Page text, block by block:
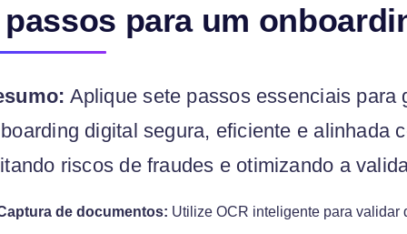
passos para um
Aplique sete passos essenciais para
digital segura, eficiente e alinhada
riscos de fraudes e otimizando a
de documentos: Utilize OCR inteligente para validar